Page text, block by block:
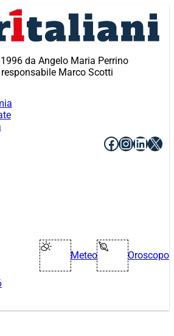
da Angelo Maria Perrino
responsabile Marco Scotti
Facebook
X
Meteo Oroscopo